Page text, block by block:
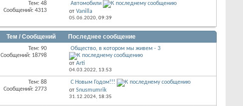
Тем: 48
Сообщений: 4313
Автомобили
от Vanilla
05.06.2020, 09:39
Тем / Сообщений Последнее сообщение
Тем: 90
Сообщений: 18798
Общество, в котором мы живем - 3
от Arti
04.03.2022, 13:53
Тем: 88
Сообщений: 2773
С Новым Годом!!!
от Snusmumrik
31.12.2024, 18:35